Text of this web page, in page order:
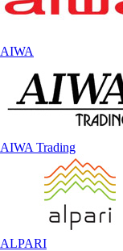
AIWA
AIWA Trading
ALPARI